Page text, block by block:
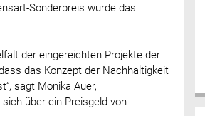
Sonderpreis wurde das
der eingereichten Projekte der
das Konzept der Nachhaltigkeit
sagt Monika Auer,
über ein Preisgeld von